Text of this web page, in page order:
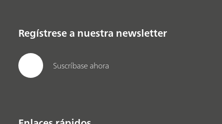
Regístrese a nuestra newsletter
Suscríbase ahora